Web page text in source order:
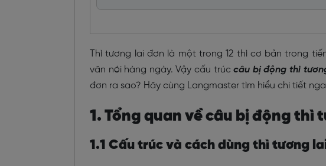
Thì tương lai đơn là một trong 12 thì cơ bản trong
văn nói hàng ngày. Vậy cấu trúccâu bị động thì
đơn ra sao? Hãy cùng Langmaster tìm hiểu chi tiết
1. Tổng quan về câu bị động thì
1.1 Cấu trúc và cách dùng thì tương